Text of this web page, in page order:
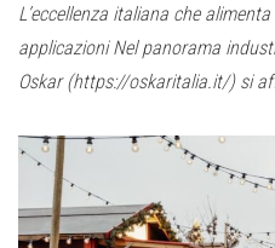
L’eccellenza italiana che
applicazioni Nel panorama
Oskar (https://oskaritalia.it/) si